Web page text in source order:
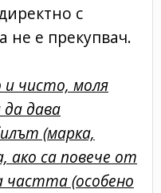
с
не е прекупвач.
и чисто, моля
дава
(марка,
ако са повече от
частта (особено